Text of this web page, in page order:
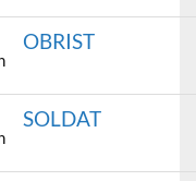
OBRIST
SOLDAT